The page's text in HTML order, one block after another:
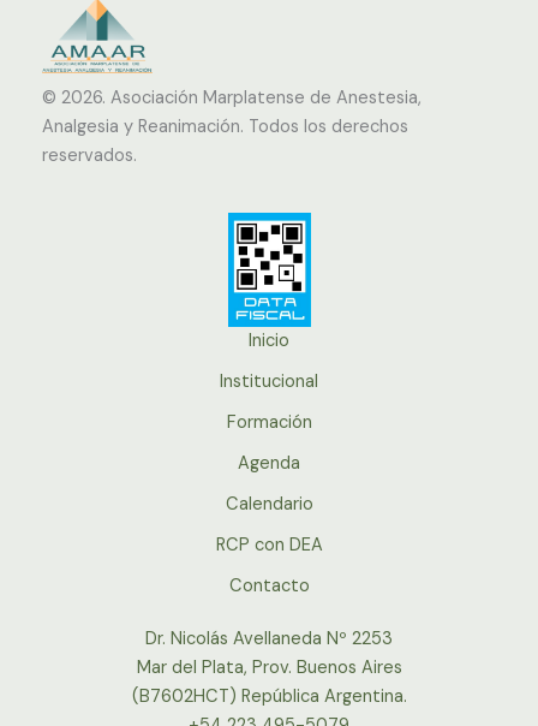
© 2026. Asociación Marplatense de Anestesia,
Analgesia y Reanimación. Todos los derechos
reservados.
Inicio
Institucional
Formación
Agenda
Calendario
RCP con DEA
Contacto
Dr. Nicolás Avellaneda Nº 2253
Mar del Plata, Prov. Buenos Aires
(B7602HCT) República Argentina.